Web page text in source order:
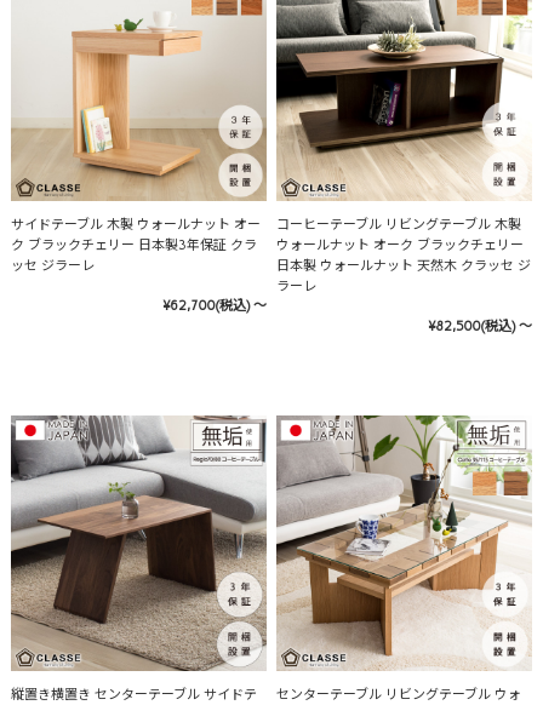
サイドテーブル 木製 ウォールナット オー
ク ブラックチェリー 日本製3年保証 クラ
ッセ ジラーレ
¥62,700(税込) ～
コーヒーテーブル リビングテーブル 木製
ウォールナット オーク ブラックチェリー
日本製 ウォールナット 天然木 クラッセ ジ
ラーレ
¥82,500(税込) ～
縦置き横置き センターテーブル サイドテ
センターテーブル リビングテーブル ウォ